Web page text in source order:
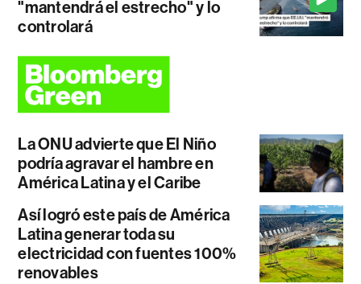
"mantendrá el estrecho" y lo
controlará
La ONU advierte que El Niño
podría agravar el hambre en
América Latina y el Caribe
Así logró este país de América
Latina generar toda su
electricidad con fuentes 100%
renovables